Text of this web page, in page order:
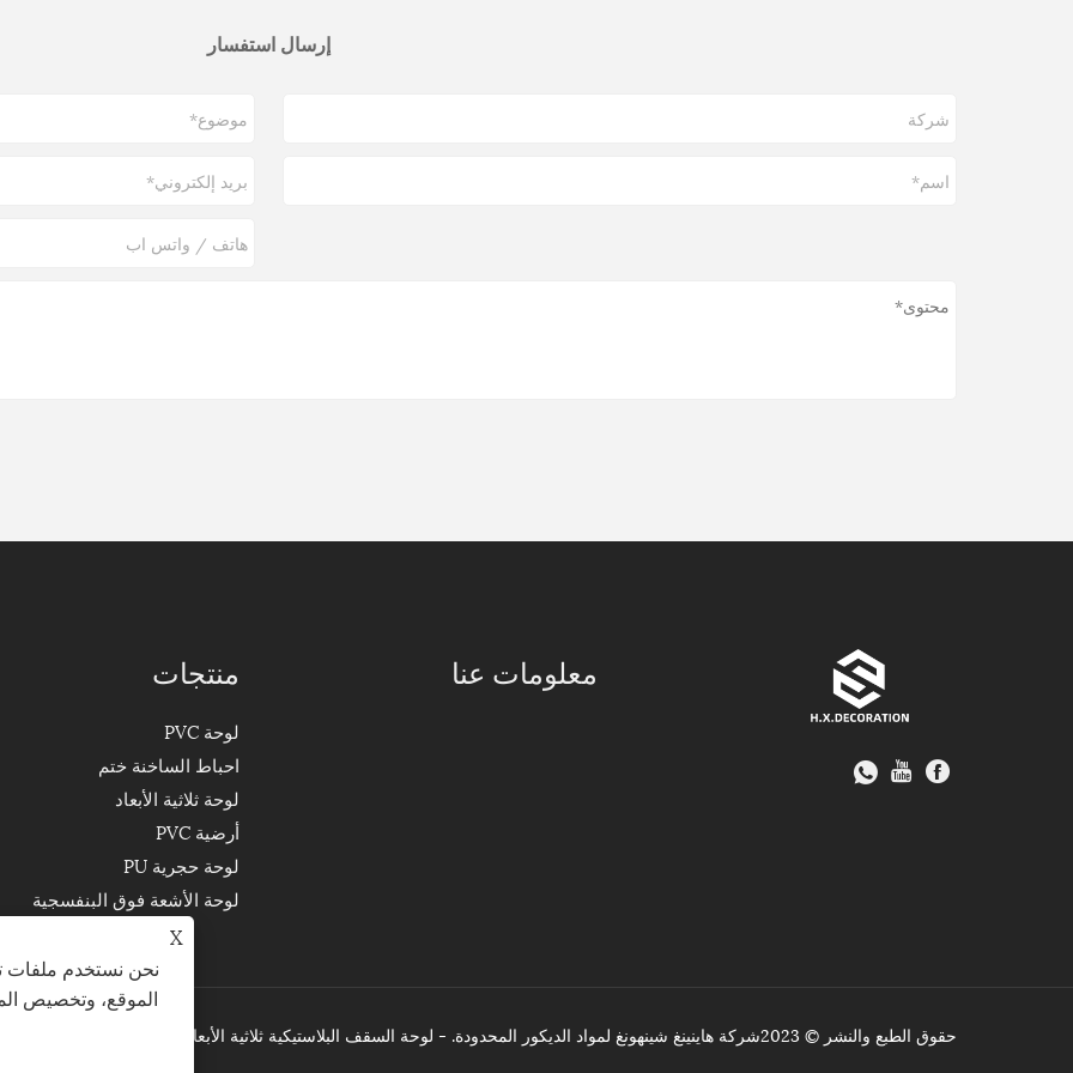
إرسال استفسار
معلومات عنا منتجات
لوحة PVC
احباط الساخنة ختم
لوحة ثلاثية الأبعاد
أرضية PVC
لوحة حجرية PU
لوحة الأشعة فوق البنفسجية
حقوق الطبع والنشر © 2023شركة هاينينغ شينهونغ لمواد الديكور المحدودة. - لوحة السقف البلاستيكية ثلاثية الأبعاد، لوحة الحائط البلاستيكية للأشعة فوق البنفسجية، الكسوة WPC - جميع الحقوق محفوظة
X
نحن نستخدم ملفات
الموقع، وتخصيص